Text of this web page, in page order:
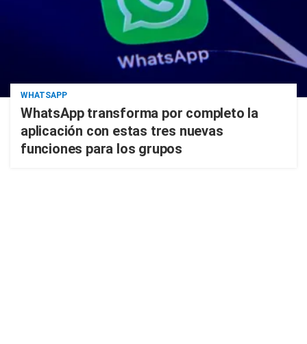
WHATSAPP
WhatsApp transforma por completo la
aplicación con estas tres nuevas
funciones para los grupos